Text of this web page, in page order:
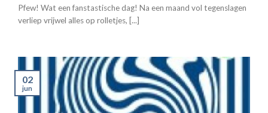
Pfew! Wat een fanstastische dag! Na een maand vol tegenslagen
verliep vrijwel alles op rolletjes, [...]
02
jun